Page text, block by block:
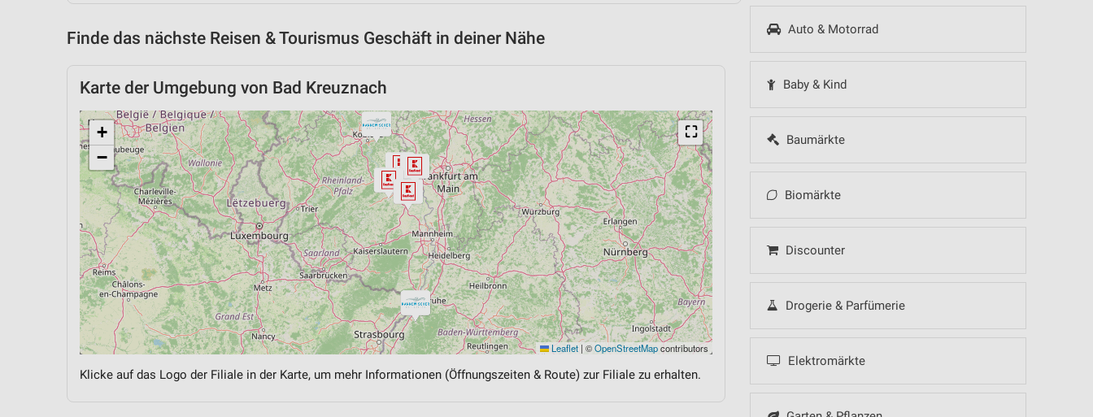
Auto & Motorrad
Baby & Kind
Baumärkte
Biomärkte
Discounter
Drogerie & Parfümerie
Elektromärkte
Finde das nächste Reisen & Tourismus Geschäft in deiner Nähe
Karte der Umgebung von Bad Kreuznach
⛶
+
−
Leaflet | ©OpenStreetMapcontributors
Klicke auf das Logo der Filiale in der Karte, um mehr Informationen (Öffnungszeiten & Route) zur Filiale zu erhalten.